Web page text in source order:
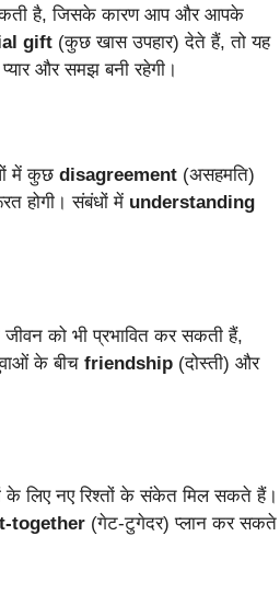
है, जिसके कारण आप और आपके
gift (कुछ खास उपहार) देते हैं, तो यह
और समझ बनी रहेगी।
में कुछ disagreement (असहमति)
होगी। संबंधों में understanding
को भी प्रभावित कर सकती हैं,
के बीच friendship (दोस्ती) और
के लिए नए रिश्तों के संकेत मिल सकते हैं।
together (गेट-टुगेदर) प्लान कर सकते